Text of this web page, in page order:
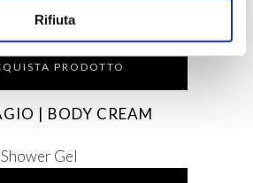
Rifiuta
PRODOTTO
| BODY CREAM